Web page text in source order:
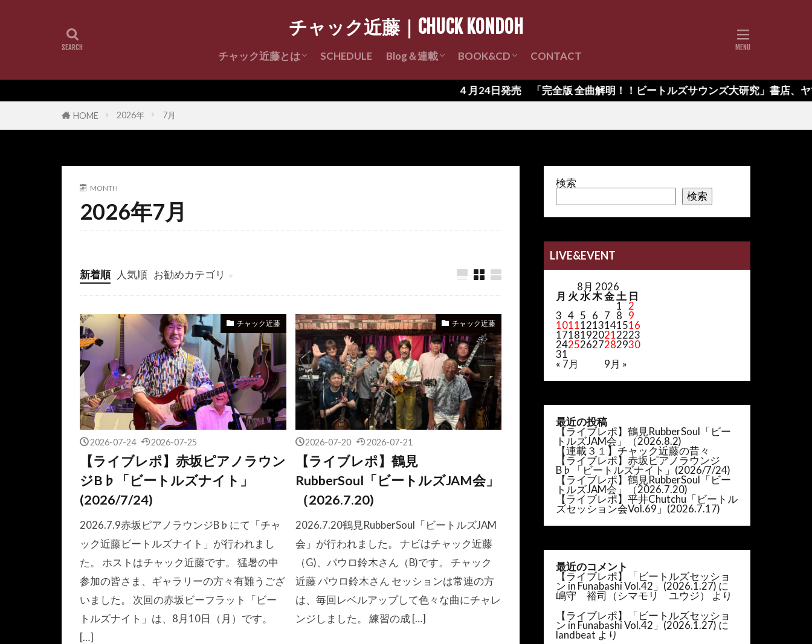
チャック近藤｜CHUCK KONDOH
チャック近藤とは SCHEDULE Blog＆連載
チャック近藤ライブレポ
チャック近藤の昔々 連載
BOOK&CD
チャック近藤 著書紹介
CD販売
CONTACT
４月24日発売 「完全版 全曲解明！！ビートルズサウンズ大研究」書店、ヤマハ通
HOME 2026年 7月
MONTH
2026年7月
新着順 人気順 お勧めカテゴリ
未分類
チャック近藤
2026-07-24 2026-07-25
【ライブレポ】赤坂ピアノラウン
ジB♭「ビートルズナイト」
(2026/7/24)
2026.7.9赤坂ピアノラウンジB♭にて「チャ
ック近藤ビートルズナイト」が行われまし
た。 ホストはチャック近藤です。 猛暑の中
参加の皆さま、ギャラリーの方々有難うござ
いました。 次回の赤坂ビーフラット「ビー
トルズナイト」は、8月10日（月）です。
[…]
チャック近藤
2026-07-20 2026-07-21
【ライブレポ】鶴見
RubberSoul「ビートルズJAM会」
（2026.7.20)
2026.7.20鶴見RubberSoul「ビートルズJAM
会」が行われました。 ナビはチャック近藤
（G)、パウロ鈴木さん（B)です。 チャック
近藤 パウロ鈴木さん セッションは常連の方
は、毎回レベルアップして色々な曲にチャレ
ンジしました。 練習の成 […]
検索
検索
LIVE&EVENT
8月 2026
月 火 水木金土 日
1 2
3 4 5 6 7 8 9
10111213141516
17181920212223
24252627282930
31
« 7月 9月 »
最近の投稿
【ライブレポ】鶴見RubberSoul「ビー
トルズJAM会」（2026.8.2)
【連載３１】チャック近藤の昔々
【ライブレポ】赤坂ピアノラウンジ
B♭「ビートルズナイト」(2026/7/24)
【ライブレポ】鶴見RubberSoul「ビー
トルズJAM会」（2026.7.20)
【ライブレポ】平井Chutchu「ビートル
ズセッション会Vol.69」(2026.7.17)
最近のコメント
【ライブレポ】「ビートルズセッショ
ン in Funabashi Vol.42」(2026.1.27) に
嶋守 裕司（シマモリ ユウジ）
より
【ライブレポ】「ビートルズセッショ
ン in Funabashi Vol.42」(2026.1.27) に
landbeat より